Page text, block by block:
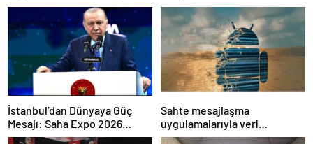
İstanbul’dan Dünyaya Güç
Mesajı: Saha Expo 2026
Rekorlarla Kapılarını Kapattı
Sahte mesajlaşma
uygulamalarıyla veri
sızdırıyorlar- Haber Şafak